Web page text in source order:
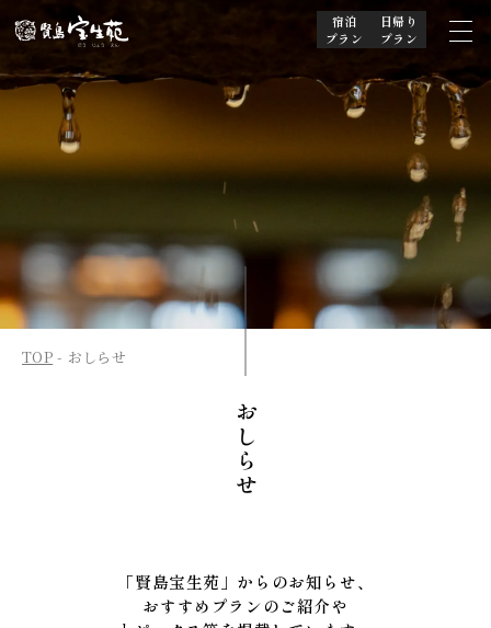
宿泊
プラン
日帰り
プラン
TOP おしらせ
おしらせ
「賢島宝生苑」からのお知らせ、
おすすめプランのご紹介や